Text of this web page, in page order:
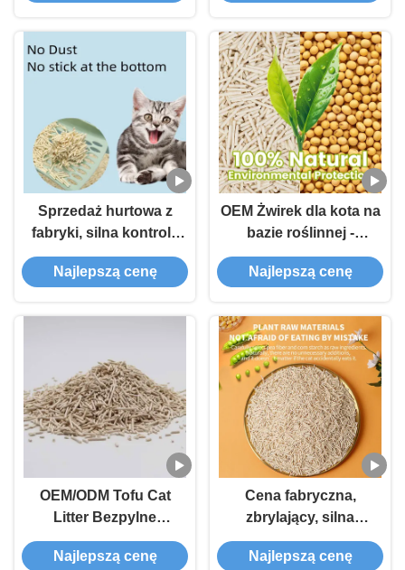
Sprzedaż hurtowa z
fabryki, silna kontrola
zapachu, zbrylający,
ekologiczny, roślinny
Najlepszą cenę
OEM Żwirek dla kota na
bazie roślinnej -
kontrola zapachu -
biodegradowalny żwirek
Najlepszą cenę
OEM/ODM Tofu Cat
Litter Bezpylne
Antybakteryjne Dobrej
Jakości Akcesoria dla
Najlepszą cenę
Cena fabryczna,
zbrylający, silna
kontrola zapachu,
spłukiwalny,
Najlepszą cenę